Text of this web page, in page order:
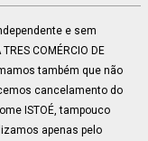
e sem
COMÉRCIO DE
também que não
cancelamento do
ISTOÉ, tampouco
apenas pelo